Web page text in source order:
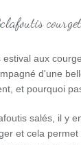
estival aux
d'une
et pourquoi
salés, il y
et cela